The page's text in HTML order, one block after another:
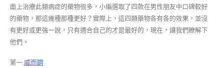
面上治療此類病症的藥物很多，小編選取了四款在男性朋友中口碑較好
的藥物，那這幾種那種更好？實際上，這四類藥物各有各的效果，並沒
有更好或更強一說，只有適合自己的才是最好的，現在，讓我們瞭解下
他們。
第一.威而鋼